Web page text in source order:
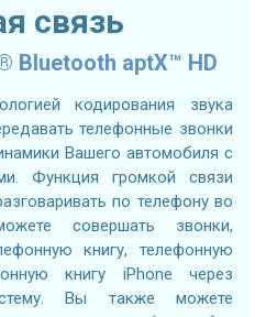
связь
Bluetooth aptX™ HD
кодирования звука
телефонные звонки
Вашего автомобиля с
Функция громкой связи
по телефону во
совершать звонки,
книгу, телефонную
книгу iPhone через
Вы также можете